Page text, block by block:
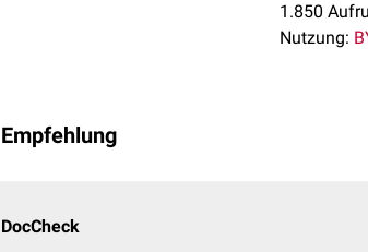
1.850
Nutzung:
Empfehlung
DocCheck